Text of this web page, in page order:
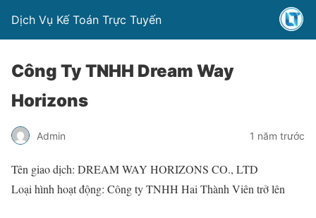
Dịch Vụ Kế Toán Trực Tuyến
Công Ty TNHH Dream Way
Horizons
Admin 1 năm trước
Tên giao dịch: DREAM WAY HORIZONS CO., LTD
Loại hình hoạt động: Công ty TNHH Hai Thành Viên trở lên